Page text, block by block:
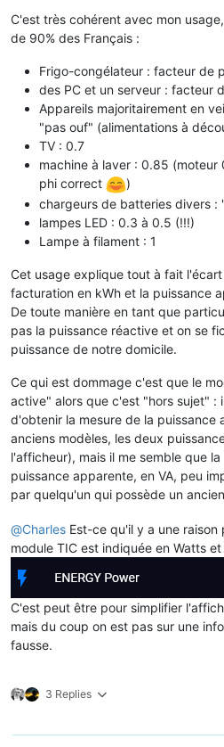
C'est très cohérent avec mon
de 90% des Français :
Frigo-congélateur : facteur de
des PC et un serveur : facteur
Appareils majoritairement en
"pas ouf" (alimentations à
TV : 0.7
machine à laver : 0.85
phi correct
)
chargeurs de batteries divers :
lampes LED : 0.3 à 0.5 (!!!)
Lampe à filament : 1
Cet usage explique tout à fait
facturation en kWh et la puissance
De toute manière en tant que
pas la puissance réactive et on se
puissance de notre domicile.
Ce qui est dommage c'est que le
active" alors que c'est "hors sujet" :
d'obtenir la mesure de la puissance
anciens modèles, les deux
l'afficheur), mais il me semble que
puissance apparente, en VA, peu
par quelqu'un qui possède un
@Charles Est-ce qu'il y a une raison
module TIC est indiquée en Watts et
C'est peut être pour simplifier
mais du coup on est pas sur une
fausse.
3 Replies